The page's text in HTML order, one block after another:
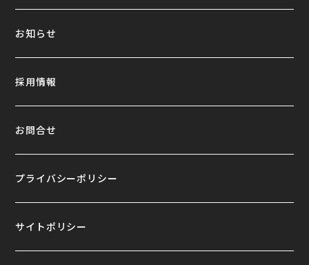
お知らせ
採用情報
お問合せ
プライバシーポリシー
サイトポリシー